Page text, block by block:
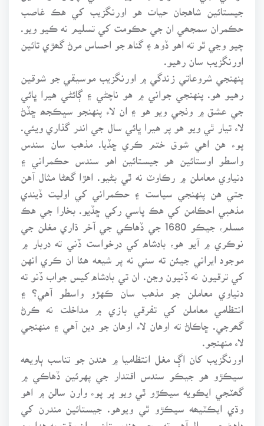
جيستائين شاهجان حيات هو اورنگزيب کي هڪ غاصب
حڪمران سمجھي ان جي حڪومت کي تسليم نه ڪيو ويو.
چيو وڃي ٿو ته اهو ڏوه ۽ گناه جو احساس مرڻ گھڙي تائين
اورنگزيب سان رهيو.
پنهنجي شروعاتي زندگي ۾ اورنگزيب موسيقي جو شوقين
رهيو هو. پنهنجي جواني ۾ هو ناچڻي ۽ ڳائڻي هيرا ڀائي
جي عشق ۾ وٺجي ويو هو ۽ ان لاء پنهنجو سڀڪجھ ڇڏڻ
لاء تيار ٿي ويو هو پر هيرا ڀائي سال جي اندر گذاري ويئي.
پوء هن اهي شوق ختم ڪري ڇڏيا. مذهب سان سندس
واسطو اوستائين هو جيستائين اهو سندس حڪمراني ۽
دنياوي معاملن ۾ رڪاوٽ نه ٿي بڻيو. اهڙا گھڻا مثال آهن
جتي هن پنهنجي سياست ۽ حڪمراني کي اوليت ڏيندي
مذهبي احڪامن کي هڪ پاسي رکي ڇڏيو. بخارا جي هڪ
مسلم، جيڪو 1680 جي ڏهاڪي جي آخر ڌاري مغلن جي
نوڪري ۾ آيو هو، بادشاه کي درخواست ڏني ته دربار ۾
موجود ايراني جيئن ته سني نه پر شيعه هئا ان ڪري انهن
کي ترقيون نه ڏنيون وڃن. ان تي بادشاه کيس جواب ڏنو ته
دنياوي معاملن جو مذهب سان ڪهڙو واسطو آهي؟ ۽
انتظامي معاملن کي تفرقي بازي ۾ مداخلت نه ڪرڻ
گھرجي. ڇاڪاڻ ته اوهان لاء اوهان جو دين آهي ۽ منهنجي
لاء منهنجو.
اورنگزيب کان اڳ مغل انتظاميا ۾ هندن جو تناسب ٻاويھه
سيڪڙو هو جيڪو سندس اقتدار جي پهرئين ڏهاڪي ۾
گھٽجي ايڪويه سيڪڙو ٿي ويو پر پوء وارن سالن ۾ اهو
وڌي ايڪٽيھه سيڪڙو ٿي ويوهو. جيستائين مندرن کي
ڊاهڻ جو سوال آهي ته سڄي هندوستان ۾ ان وقت به هزارين